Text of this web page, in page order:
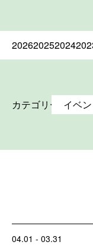
202620252024
カテゴリー
04.01 - 03.31